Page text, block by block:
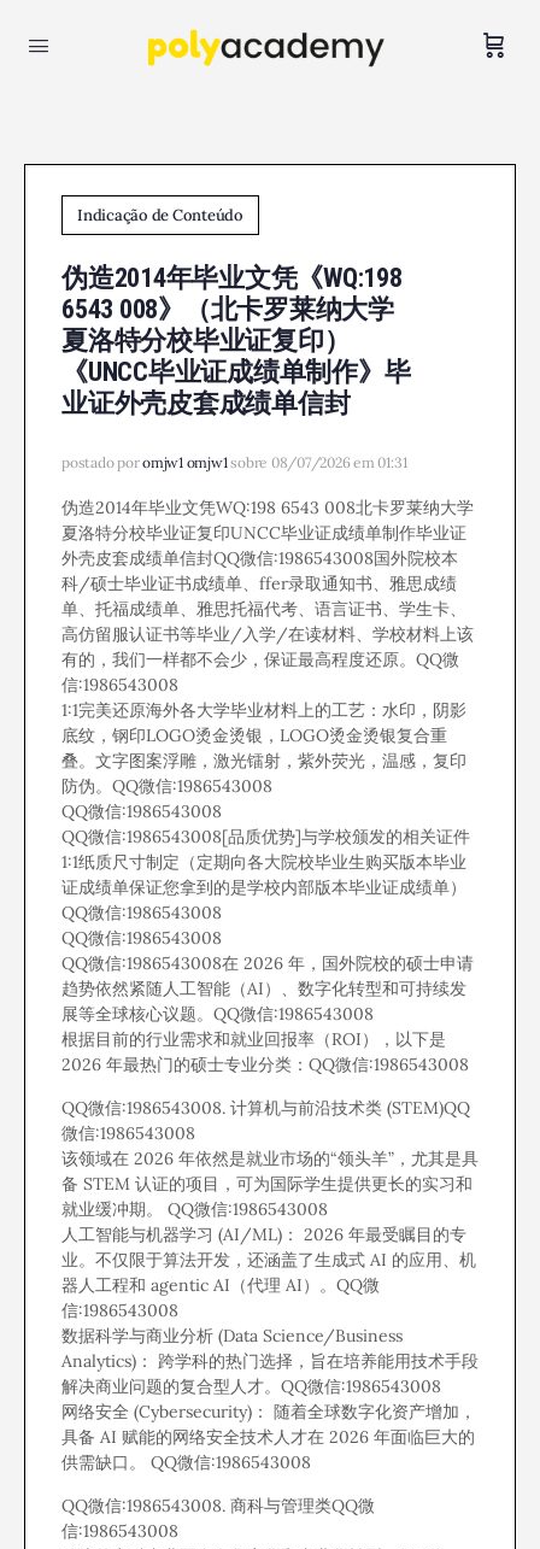
Indicação de Conteúdo
伪造2014年毕业文凭《WQ:198
6543 008》（北卡罗莱纳大学
夏洛特分校毕业证复印）
《UNCC毕业证成绩单制作》毕
业证外壳皮套成绩单信封
postado poromjw1 omjw1sobre 08/07/2026 em 01:31
伪造2014年毕业文凭WQ:198 6543 008北卡罗莱纳大学
夏洛特分校毕业证复印UNCC毕业证成绩单制作毕业证
外壳皮套成绩单信封QQ微信:1986543008国外院校本
科/硕士毕业证书成绩单、ffer录取通知书、雅思成绩
单、托福成绩单、雅思托福代考、语言证书、学生卡、
高仿留服认证书等毕业/入学/在读材料、学校材料上该
有的，我们一样都不会少，保证最高程度还原。QQ微
信:1986543008
1:1完美还原海外各大学毕业材料上的工艺：水印，阴影
底纹，钢印LOGO烫金烫银，LOGO烫金烫银复合重
叠。文字图案浮雕，激光镭射，紫外荧光，温感，复印
防伪。QQ微信:1986543008
QQ微信:1986543008
QQ微信:1986543008[品质优势]与学校颁发的相关证件
1:1纸质尺寸制定（定期向各大院校毕业生购买版本毕业
证成绩单保证您拿到的是学校内部版本毕业证成绩单）
QQ微信:1986543008
QQ微信:1986543008
QQ微信:1986543008在 2026 年，国外院校的硕士申请
趋势依然紧随人工智能（AI）、数字化转型和可持续发
展等全球核心议题。QQ微信:1986543008
根据目前的行业需求和就业回报率（ROI），以下是
2026 年最热门的硕士专业分类：QQ微信:1986543008
QQ微信:1986543008. 计算机与前沿技术类 (STEM)QQ
微信:1986543008
该领域在 2026 年依然是就业市场的“领头羊”，尤其是具
备 STEM 认证的项目，可为国际学生提供更长的实习和
就业缓冲期。 QQ微信:1986543008
人工智能与机器学习 (AI/ML)： 2026 年最受瞩目的专
业。不仅限于算法开发，还涵盖了生成式 AI 的应用、机
器人工程和 agentic AI（代理 AI）。QQ微
信:1986543008
数据科学与商业分析 (Data Science/Business
Analytics)： 跨学科的热门选择，旨在培养能用技术手段
解决商业问题的复合型人才。QQ微信:1986543008
网络安全 (Cybersecurity)： 随着全球数字化资产增加，
具备 AI 赋能的网络安全技术人才在 2026 年面临巨大的
供需缺口。 QQ微信:1986543008
QQ微信:1986543008. 商科与管理类QQ微
信:1986543008